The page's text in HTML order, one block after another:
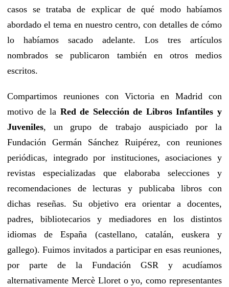
casos se trataba de explicar de qué modo habíamos
abordado el tema en nuestro centro, con detalles de cómo
lo habíamos sacado adelante. Los tres artículos
nombrados se publicaron también en otros medios
escritos.
Compartimos reuniones con Victoria en Madrid con
motivo de la Red de Selección de Libros Infantiles y
Juveniles, un grupo de trabajo auspiciado por la
Fundación Germán Sánchez Ruipérez, con reuniones
periódicas, integrado por instituciones, asociaciones y
revistas especializadas que elaboraba selecciones y
recomendaciones de lecturas y publicaba libros con
dichas reseñas. Su objetivo era orientar a docentes,
padres, bibliotecarios y mediadores en los distintos
idiomas de España (castellano, catalán, euskera y
gallego). Fuimos invitados a participar en esas reuniones,
por parte de la Fundación GSR y acudíamos
alternativamente Mercè Lloret o yo, como representantes